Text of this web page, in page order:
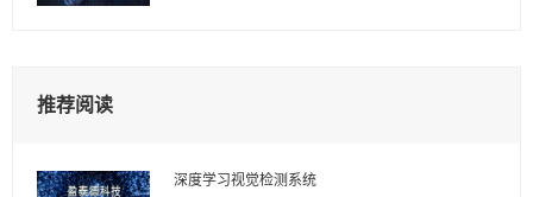
推荐阅读
深度学习视觉检测系统